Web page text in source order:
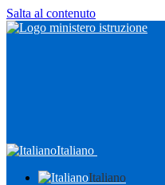
Salta al contenuto
Italiano
Italiano